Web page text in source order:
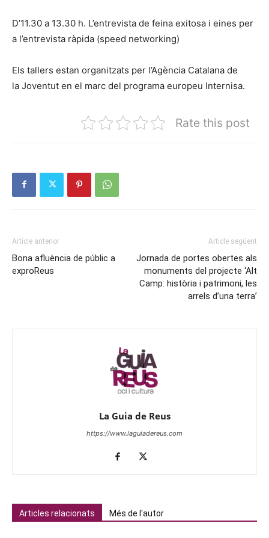
D’11.30 a 13.30 h. L’entrevista de feina exitosa i eines per
a l’entrevista ràpida (speed networking)
Els tallers estan organitzats per l’Agència Catalana de
la Joventut en el marc del programa europeu Internisa.
Rate this post
Article anterior
Bona afluència de públic a
exproReus
Article següent
Jornada de portes obertes als
monuments del projecte ‘Alt
Camp: història i patrimoni, les
arrels d’una terra’
La Guia de Reus
https://www.laguiadereus.com
Articles relacionats Més de l'autor